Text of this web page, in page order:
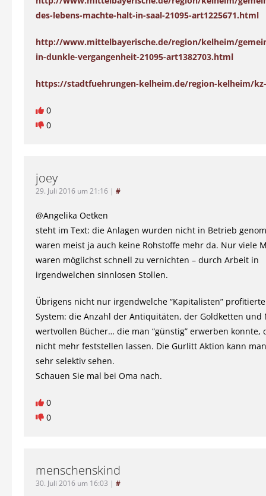
des-lebens-machte-halt-in-saal-21095-art1225671.html
http://www.mittelbayerische.de/region/kelheim/
in-dunkle-vergangenheit-21095-art1382703.html
https://stadtfuehrungen-kelheim.de/region-kelheim/
0
0
joey
29. Juli 2016 um 21:16 | #
@Angelika Oetken
steht im Text: die Anlagen wurden nicht in Betrieb
waren meist ja auch keine Rohstoffe mehr da. Nur viele
waren möglichst schnell zu vernichten – durch Arbeit in
irgendwelchen sinnlosen Stollen.
Übrigens nicht nur irgendwelche “Kapitalisten”
System: die Anzahl der Antiquitäten, der Goldketten und
wertvollen Bücher… die man “günstig” erwerben konnte,
nicht mehr feststellen lassen. Die Gurlitt Aktion kann
sehr selektiv sehen.
Schauen Sie mal bei Oma nach.
0
0
menschenskind
30. Juli 2016 um 16:03 | #